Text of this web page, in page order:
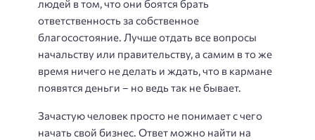
людей в том, что они боятся брать
ответственность за собственное
благосостояние. Лучше отдать все вопросы
начальству или правительству, а самим в то же
время ничего не делать и ждать, что в кармане
появятся деньги – но ведь так не бывает.
Зачастую человек просто не понимает с чего
начать свой бизнес. Ответ можно найти на